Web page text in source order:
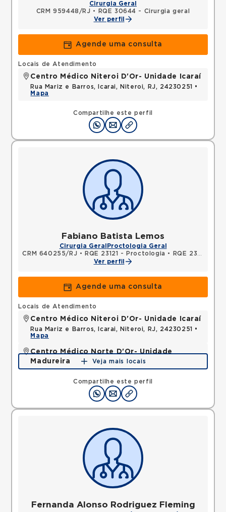
Cirurgia Geral
CRM 959448/RJ •
RQE 30644 - Cirurgia geral
Ver perfil
Agende uma consulta
Compartilhe este perfil
Locais de Atendimento
Centro Médico Niteroi D'Or- Unidade Icaraí
Rua Mariz e Barros, Icarai, Niteroi, RJ, 24230251 •
Mapa
Fabiano Batista Lemos
Cirurgia Geral Proctologia Geral
CRM 640255/RJ • RQE 23121 - Proctologia •
RQE 23122 - Cirurgia geral
Ver perfil
Agende uma consulta
Compartilhe este perfil
Locais de Atendimento
Centro Médico Niteroi D'Or- Unidade Icaraí
Rua Mariz e Barros, Icarai, Niteroi, RJ, 24230251 •
Mapa
Centro Médico Norte D'Or- Unidade
Madureira
Rua Soares Caldeira, Madureira, Rio de Janeiro, RJ,
Mapa
Veja mais locais
Fernanda Alonso Rodriguez Fleming